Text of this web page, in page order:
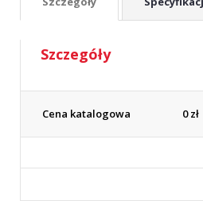
Szczegóły
Cena katalogowa 0zł